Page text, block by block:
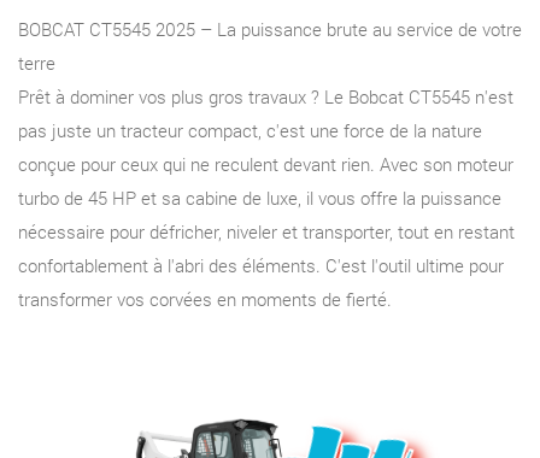
BOBCAT CT5545 2025 – La puissance brute au service de votre
terre
Prêt à dominer vos plus gros travaux ? Le Bobcat CT5545 n'est
pas juste un tracteur compact, c'est une force de la nature
conçue pour ceux qui ne reculent devant rien. Avec son moteur
turbo de 45 HP et sa cabine de luxe, il vous offre la puissance
nécessaire pour défricher, niveler et transporter, tout en restant
confortablement à l'abri des éléments. C'est l'outil ultime pour
transformer vos corvées en moments de fierté.